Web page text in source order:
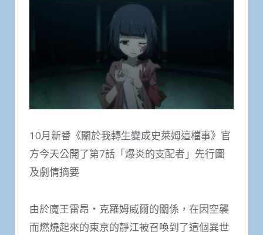
10月新番《關於我轉生變成史萊姆這檔事》官
方今天公開了第7話「爆炎的支配者」先行圖
及劇情摘要
由於魔王雷昂・克羅姆威爾的關係，在因空襲
而燃燒起來的東京的靜江被召喚到了這個異世